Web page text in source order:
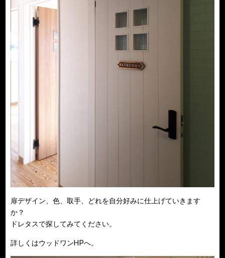
扉デザイン、色、取手、どれを自分好みに仕上げていきます
か？
ドレタスで探してみてください。
詳しくはウッドワンHPへ。